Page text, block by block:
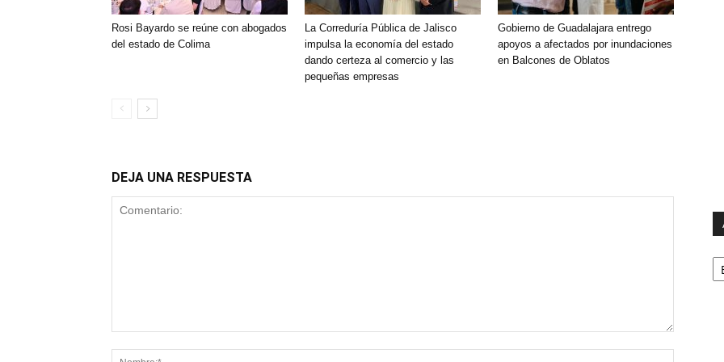
Rosi Bayardo se reúne con abogados
del estado de Colima
La Correduría Pública de Jalisco
impulsa la economía del estado
dando certeza al comercio y las
pequeñas empresas
Gobierno de Guadalajara entrego
apoyos a afectados por inundaciones
en Balcones de Oblatos
DEJA UNA RESPUESTA